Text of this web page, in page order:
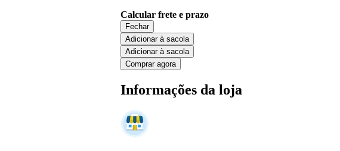
Calcular frete e prazo
Fechar
Adicionar à sacola
Adicionar à sacola
Comprar agora
Informações da loja